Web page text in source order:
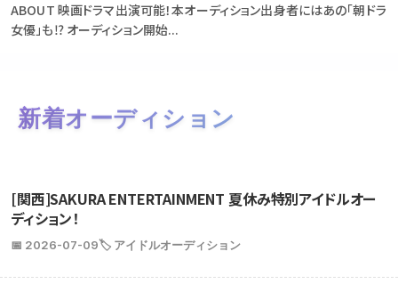
ABOUT 映画ドラマ出演可能！本オーディション出身者にはあの「朝ドラ
女優」も⁉ オーディション開始...
新着オーディション
[関西]SAKURA ENTERTAINMENT 夏休み特別アイドルオー
ディション！
📅 2026-07-09🏷️ アイドルオーディション